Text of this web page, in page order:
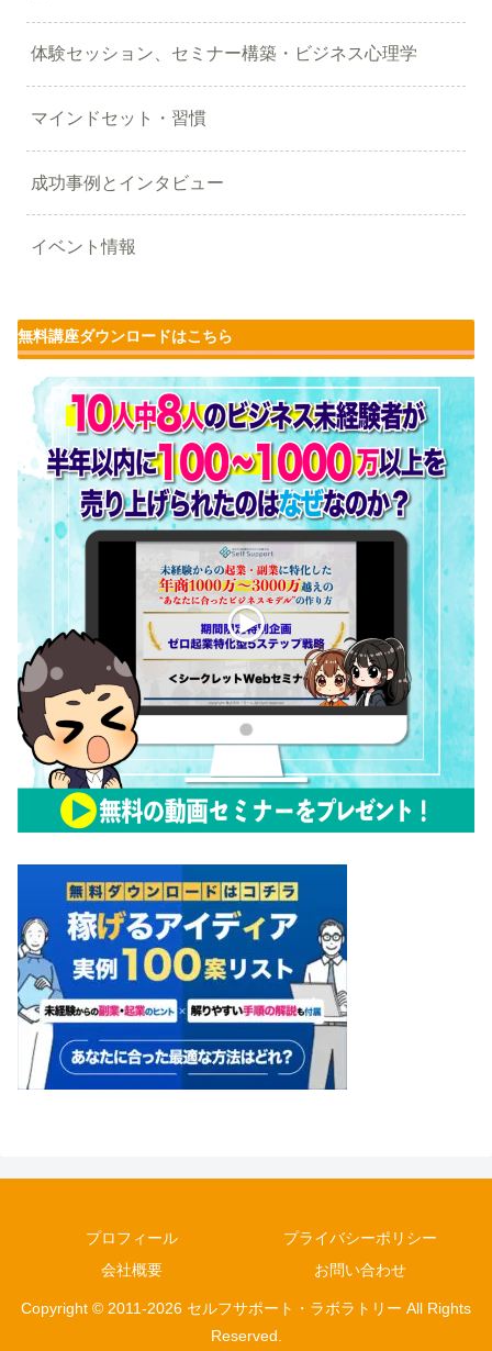
体験セッション、セミナー構築・ビジネス心理学
マインドセット・習慣
成功事例とインタビュー
イベント情報
無料講座ダウンロードはこちら
プロフィール
プライバシーポリシー
会社概要
お問い合わせ
Copyright © 2011-2026 セルフサポート・ラボラトリー All Rights
Reserved.